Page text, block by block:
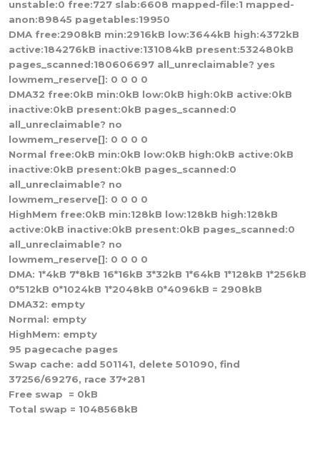
unstable:0 free:727 slab:6608 mapped-file:1 mapped-
anon:89845 pagetables:19950
DMA free:2908kB min:2916kB low:3644kB high:4372kB
active:184276kB inactive:131084kB present:532480kB
pages_scanned:180606697 all_unreclaimable? yes
lowmem_reserve[]: 0 0 0 0
DMA32 free:0kB min:0kB low:0kB high:0kB active:0kB
inactive:0kB present:0kB pages_scanned:0
all_unreclaimable? no
lowmem_reserve[]: 0 0 0 0
Normal free:0kB min:0kB low:0kB high:0kB active:0kB
inactive:0kB present:0kB pages_scanned:0
all_unreclaimable? no
lowmem_reserve[]: 0 0 0 0
HighMem free:0kB min:128kB low:128kB high:128kB
active:0kB inactive:0kB present:0kB pages_scanned:0
all_unreclaimable? no
lowmem_reserve[]: 0 0 0 0
DMA: 1*4kB 7*8kB 16*16kB 3*32kB 1*64kB 1*128kB 1*256kB
0*512kB 0*1024kB 1*2048kB 0*4096kB = 2908kB
DMA32: empty
Normal: empty
HighMem: empty
95 pagecache pages
Swap cache: add 501141, delete 501090, find
37256/69276, race 37+281
Free swap = 0kB
Total swap = 1048568kB